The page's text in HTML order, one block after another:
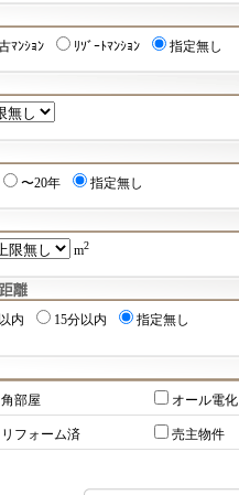
ﾏﾝｼｮﾝ ﾘｿﾞｰﾄﾏﾝｼｮﾝ 指定無し
〜20年 指定無し
m2
内 15分以内 指定無し
角部屋 オール電化
リフォーム済 売主物件